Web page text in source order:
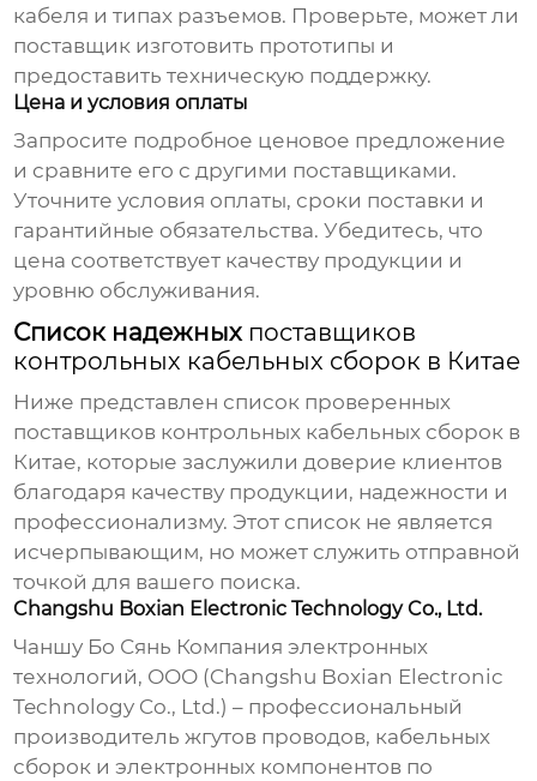
кабеля и типах разъемов. Проверьте, может ли
поставщик изготовить прототипы и
предоставить техническую поддержку.
Цена и условия оплаты
Запросите подробное ценовое предложение
и сравните его с другими поставщиками.
Уточните условия оплаты, сроки поставки и
гарантийные обязательства. Убедитесь, что
цена соответствует качеству продукции и
уровню обслуживания.
Список надежных поставщиков
контрольных кабельных сборок в Китае
Ниже представлен список проверенных
поставщиков контрольных кабельных сборок в
Китае, которые заслужили доверие клиентов
благодаря качеству продукции, надежности и
профессионализму. Этот список не является
исчерпывающим, но может служить отправной
точкой для вашего поиска.
Changshu Boxian Electronic Technology Co., Ltd.
Чаншу Бо Сянь Компания электронных
технологий, ООО (Changshu Boxian Electronic
Technology Co., Ltd.) – профессиональный
производитель жгутов проводов, кабельных
сборок и электронных компонентов по